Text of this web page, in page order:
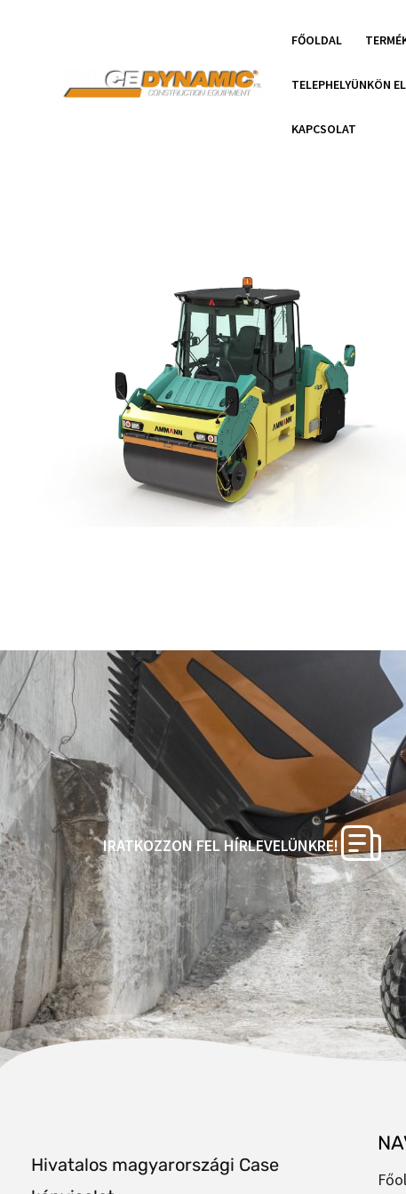
FŐOLDAL
TELEPHELYÜNKÖN
KAPCSOLAT
IRATKOZZON FEL HÍRLEVELÜNKRE!
Hivatalos magyarországi Case